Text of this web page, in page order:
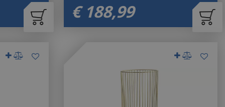
€ 188,99